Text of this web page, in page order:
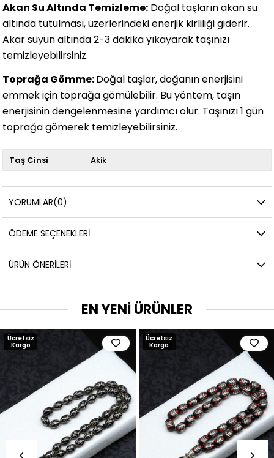
Akan Su Altında Temizleme: Doğal taşların akan su
altında tutulması, üzerlerindeki enerjik kirliliği giderir.
Akar suyun altında 2-3 dakika yıkayarak taşınızı
temizleyebilirsiniz.
Toprağa Gömme:Doğal taşlar, doğanın enerjisini
emmek için toprağa gömülebilir. Bu yöntem, taşın
enerjisinin dengelenmesine yardımcı olur. Taşınızı 1 gün
toprağa gömerek temizleyebilirsiniz.
Taş Cinsi Akik
YORUMLAR(0)
ÖDEME SEÇENEKLERI
ÜRÜN ÖNERILERI
EN YENİ ÜRÜNLER
Ücretsiz
Kargo
Ücretsiz
Kargo